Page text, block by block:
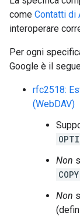
come Contatti di
interoperare
Per ogni
Google è il
rfc2518:
(WebDAV)
Non
COPY
Non